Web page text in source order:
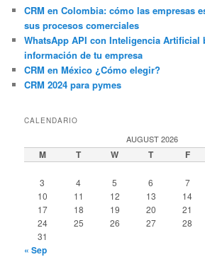
CRM en Colombia: cómo las empresas
sus procesos comerciales
WhatsApp API con Inteligencia Artificial
información de tu empresa
CRM en México ¿Cómo elegir?
CRM 2024 para pymes
CALENDARIO
AUGUST 2026
M T W T F
3
4 5 6 7
10
11 12 13 14
17
18 19 20 21
24
25 26 27 28
31
« Sep